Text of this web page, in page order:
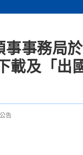
事務局
載及「出
告